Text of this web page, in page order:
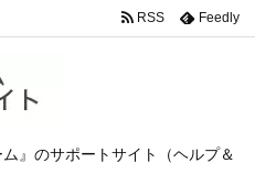
』のサポートサイト（ヘルプ＆
RSS Feedly